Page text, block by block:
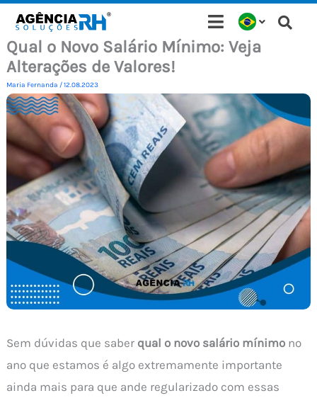
para
conteúdo
Qual o Novo Salário Mínimo: Veja
Alterações de Valores!
Maria Fernanda /12.08.2023
Sem dúvidas que saber qual o novo salário mínimo no
ano que estamos é algo extremamente importante
ainda mais para que ande regularizado com essas